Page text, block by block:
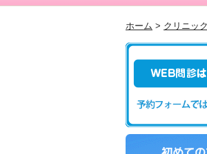
ホーム > クリニッ